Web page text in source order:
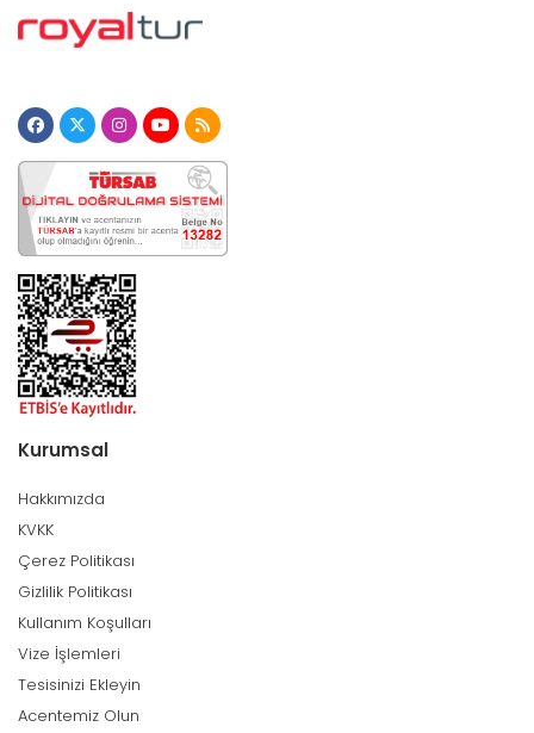
Kurumsal
Hakkımızda
KVKK
Çerez Politikası
Gizlilik Politikası
Kullanım Koşulları
Vize İşlemleri
Tesisinizi Ekleyin
Acentemiz Olun